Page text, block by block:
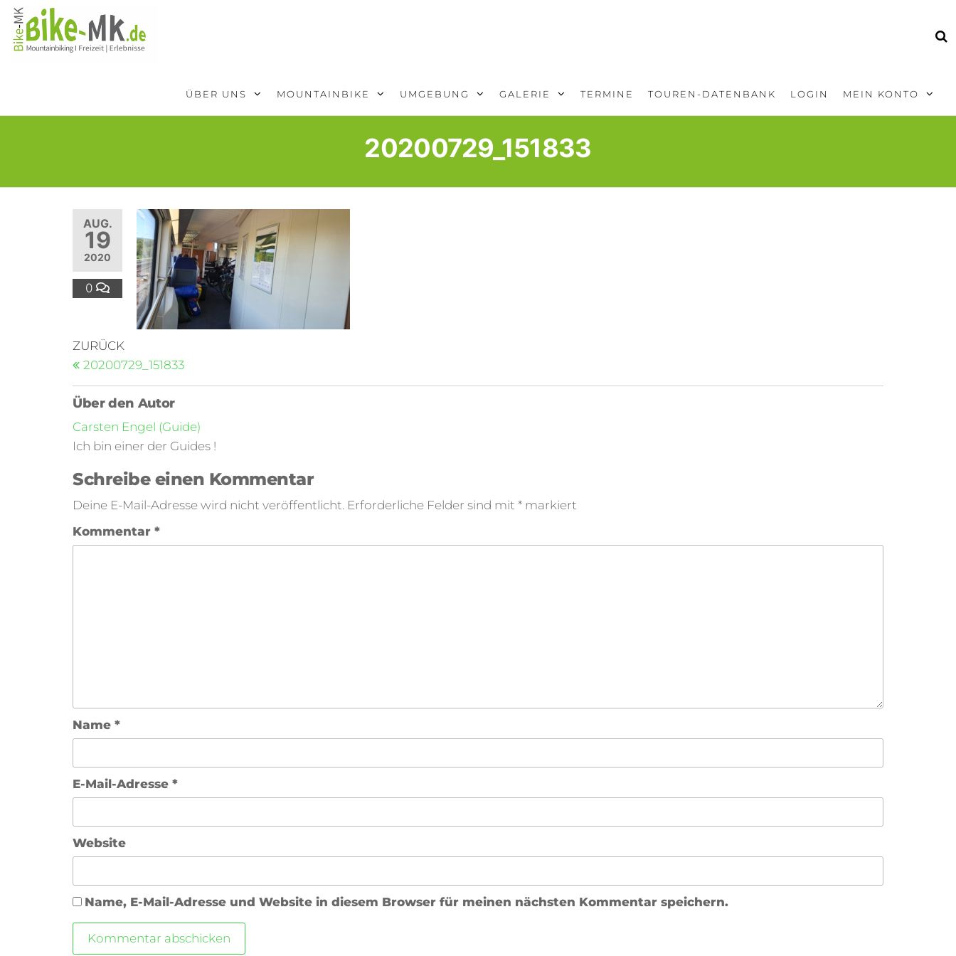
ÜBER UNS MOUNTAINBIKE UMGEBUNG GALERIE TERMINE TOUREN-DATENBANK LOGIN MEIN KONTO
20200729_151833
AUG.
19
2020
0
ZURÜCK
20200729_151833
Über den Autor
Carsten Engel (Guide)
Ich bin einer der Guides !
Schreibe einen Kommentar
Deine E-Mail-Adresse wird nicht veröffentlicht. Erforderliche Felder sind mit * markiert
Kommentar *
Name *
E-Mail-Adresse *
Website
Name, E-Mail-Adresse und Website in diesem Browser für meinen nächsten Kommentar speichern.